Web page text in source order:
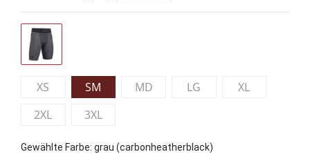
XS SM MD LG
XL
2XL
3XL
Gewählte Farbe: grau (carbonheatherblack)